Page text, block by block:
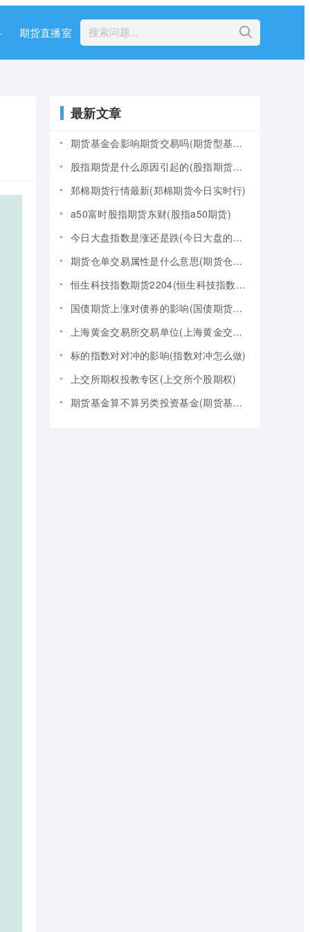
期货直播室
最新文章
期货基金会影响期货交易吗(期货型基金风险大吗)
股指期货是什么原因引起的(股指期货产生的原因)
郑棉期货行情最新(郑棉期货今日实时行)
a50富时股指期货东财(股指a50期货)
今日大盘指数是涨还是跌(今日大盘的指数是多少)
期货仓单交易属性是什么意思(期货仓是什么意思)
恒生科技指数期货2204(恒生科技指数期货夜盘)
国债期货上涨对债券的影响(国债期货上涨对债券的影响大吗)
上海黄金交易所交易单位(上海黄金交易所全称)
标的指数对对冲的影响(指数对冲怎么做)
上交所期权投教专区(上交所个股期权)
期货基金算不算另类投资基金(期货基金是期货还是基金)